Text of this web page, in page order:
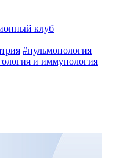
клуб
#пульмонология
и иммунология